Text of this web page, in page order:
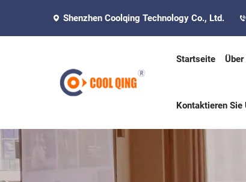
Shenzhen Coolqing Technology Co., Ltd.
Startseite Über
Kontaktieren Sie